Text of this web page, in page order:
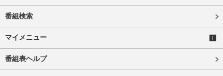
番組検索
マイメニュー
番組表ヘルプ